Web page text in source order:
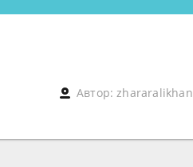
Автор:zhararalikhan